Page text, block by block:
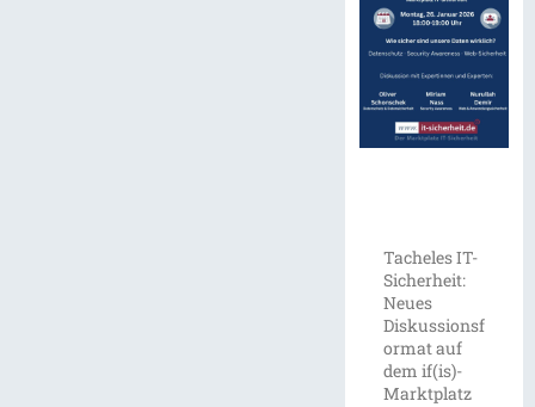
Tacheles IT-
Sicherheit:
Neues
Diskussionsf
ormat auf
dem if(is)-
Marktplatz